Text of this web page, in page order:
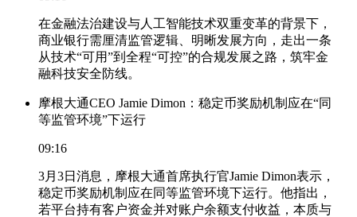
在金融法治建设与人工智能技术双重变革的背景下，
商业银行需厘清监管逻辑、明晰发展方向，走出一条
从技术“可用”到全程“可控”的合规发展之路，筑牢金
融科技安全防线。
摩根大通CEO Jamie Dimon：稳定币奖励机制应在“同
等监管环境”下运行
09:16
3月3日消息，摩根大通首席执行官Jamie Dimon表示，
稳定币奖励机制应在同等监管环境下运行。他指出，
若平台持有客户资金并对账户余额支付收益，本质与